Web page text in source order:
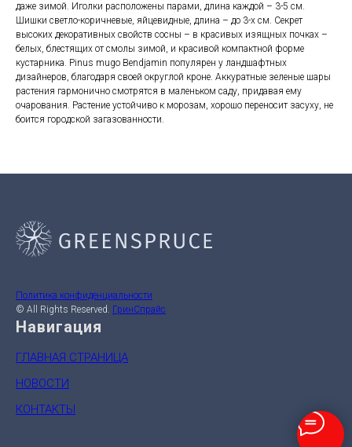
даже зимой. Иголки расположены парами, длина каждой – 3-5 см.
Шишки светло-коричневые, яйцевидные, длина – до 3-х см. Секрет
высоких декоративных свойств сосны – в красивых изящных почках –
белых, блестящих от смолы зимой, и красивой компактной форме
кустарника. Pinus mugo Bendjamin популярен у ландшафтных
дизайнеров, благодаря своей округлой кроне. Аккуратные зеленые шары
растения гармонично смотрятся в маленьком саду, придавая ему
очарования. Растение устойчиво к морозам, хорошо переносит засуху, не
боится городской загазованности.
Политика конфиденциальности
© All Rights Reserved. ГринСпрайс
Навигация
ГЛАВНАЯ СТРАНИЦА
НОВОСТИ
КОНТАКТЫ